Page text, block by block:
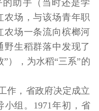
的助手（当时还是学
农场，与该场青年职
农场一条流向槟榔河
野生稻群落中发现了
），为水稻“三系”的
作，省政府决定成立
组。1971年初，省